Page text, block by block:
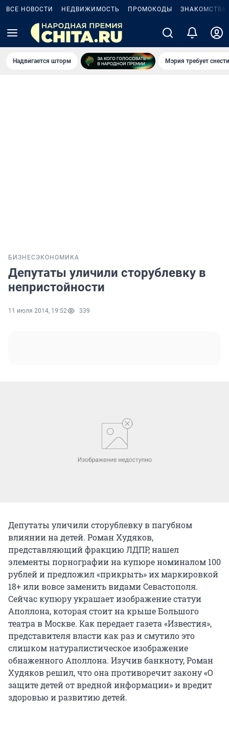
ВСЕ НОВОСТИ НЕДВИЖИМОСТЬ ПРОМОКОДЫ ЗНАКОМСТВА
Надвигается шторм Мэрия требует
БИЗНЕС ЭКОНОМИКА
Депутаты уличили сторублевку в
непристойности
11 июля 2014, 19:52 339
Депутаты уличили сторублевку в пагубном
влиянии на детей. Роман Худяков,
представляющий фракцию ЛДПР, нашел
элементы порнографии на купюре номиналом 100
рублей и предложил «прикрыть» их маркировкой
18+ или вовсе заменить видами Севастополя.
Сейчас купюру украшает изображение статуи
Аполлона, которая стоит на крыше Большого
театра в Москве. Как передает газета «Известия»,
представителя власти как раз и смутило это
слишком натуралистическое изображение
обнаженного Аполлона. Изучив банкноту, Роман
Худяков решил, что она противоречит закону «О
защите детей от вредной информации» и вредит
здоровью и развитию детей.